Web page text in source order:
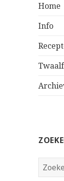
Home
Info
Twaalf
Zoeken
naar: